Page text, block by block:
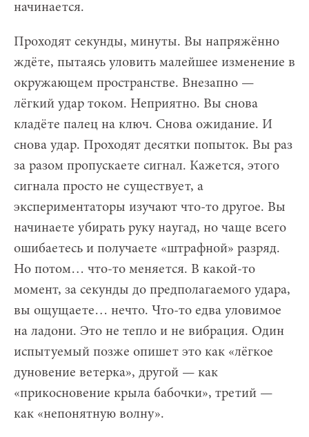
начинается.
Проходят секунды, минуты. Вы напряжённо
ждёте, пытаясь уловить малейшее изменение в
окружающем пространстве. Внезапно —
лёгкий удар током. Неприятно. Вы снова
кладёте палец на ключ. Снова ожидание. И
снова удар. Проходят десятки попыток. Вы раз
за разом пропускаете сигнал. Кажется, этого
сигнала просто не существует, а
экспериментаторы изучают что-то другое. Вы
начинаете убирать руку наугад, но чаще всего
ошибаетесь и получаете «штрафной» разряд.
Но потом… что-то меняется. В какой-то
момент, за секунды до предполагаемого удара,
вы ощущаете… нечто. Что-то едва уловимое
на ладони. Это не тепло и не вибрация. Один
испытуемый позже опишет это как «лёгкое
дуновение ветерка», другой — как
«прикосновение крыла бабочки», третий —
как «непонятную волну».